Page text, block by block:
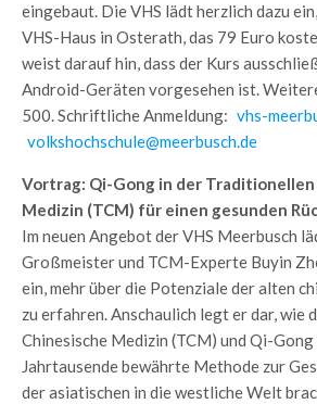
eingebaut. Die VHS lädt herzlich dazu
VHS-Haus in Osterath, das 79 Euro
weist darauf hin, dass der Kurs
Android-Geräten vorgesehen ist.
500. Schriftliche Anmeldung: vhs-
volkshochschule@meerbusch.de
Vortrag: Qi-Gong in der
Medizin (TCM) für einen gesunden
Im neuen Angebot der VHS Meerbusch
Großmeister und TCM-Experte Buyin
ein, mehr über die Potenziale der alten
zu erfahren. Anschaulich legt er dar, wie
Chinesische Medizin (TCM) und Qi-Gong
Jahrtausende bewährte Methode zur
der asiatischen in die westliche Welt